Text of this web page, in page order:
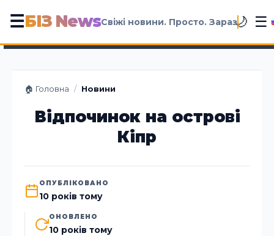
☰БІЗ NewsСвіжі новини. Просто. Зараз🌙 ☰
🏠 Головна / Новини
Відпочинок на острові
Кіпр
ОПУБЛІКОВАНО
10 років тому
ОНОВЛЕНО
10 років тому